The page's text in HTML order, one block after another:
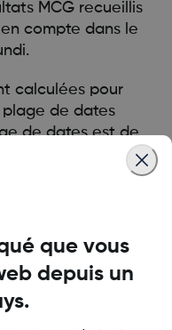
MCG recueillis
compte dans le
calculées pour
plage de dates
de dates est de
MCG recueillis pour
que vous
depuis un